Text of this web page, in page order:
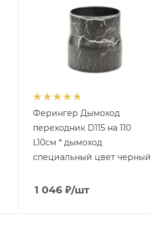
Ферингер Дымоход
переходник D115 на 110
L10см * дымоход
специальный цвет черный
1 046₽/шт